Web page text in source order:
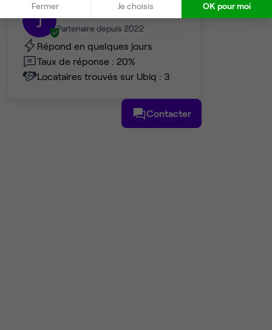
J Partenaire depuis 2022
Répond en quelques jours
Taux de réponse : 20%
Locataires trouvés sur Ubiq : 3
Contacter
Fermer Je choisis OK pour moi